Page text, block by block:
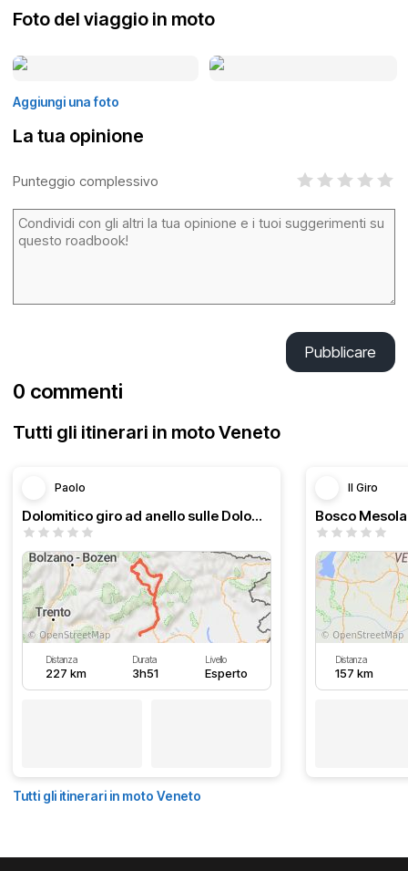
Foto del viaggio in moto
Aggiungi una foto
La tua opinione
Punteggio complessivo
Pubblicare
0 commenti
Tutti gli itinerari in moto Veneto
Paolo
Dolomitico giro ad anello sulle Dolomiti
Distanza
227 km
Durata
3h51
Livello
Esperto
Il Giro
Bosco
Distanza
157 km
Tutti gli itinerari in moto Veneto